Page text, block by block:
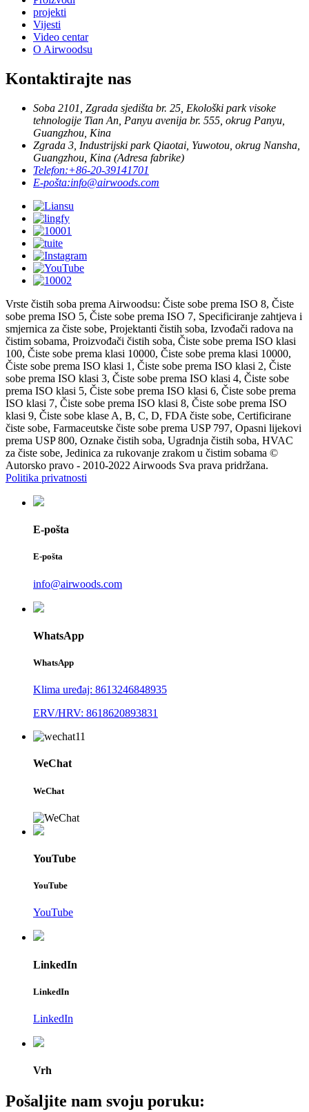
projekti
Vijesti
Video centar
O Airwoodsu
Kontaktirajte nas
Soba 2101, Zgrada sjedišta br. 25, Ekološki park visoke
tehnologije Tian An, Panyu avenija br. 555, okrug Panyu,
Guangzhou, Kina
Zgrada 3, Industrijski park Qiaotai, Yuwotou, okrug Nansha,
Guangzhou, Kina (Adresa fabrike)
Telefon:+86-20-39141701
E-pošta:info@airwoods.com
Vrste čistih soba prema Airwoodsu: Čiste sobe prema ISO 8, Čiste
sobe prema ISO 5, Čiste sobe prema ISO 7, Specificiranje zahtjeva i
smjernica za čiste sobe, Projektanti čistih soba, Izvođači radova na
čistim sobama, Proizvođači čistih soba, Čiste sobe prema ISO klasi
100, Čiste sobe prema klasi 10000, Čiste sobe prema klasi 10000,
Čiste sobe prema ISO klasi 1, Čiste sobe prema ISO klasi 2, Čiste
sobe prema ISO klasi 3, Čiste sobe prema ISO klasi 4, Čiste sobe
prema ISO klasi 5, Čiste sobe prema ISO klasi 6, Čiste sobe prema
ISO klasi 7, Čiste sobe prema ISO klasi 8, Čiste sobe prema ISO
klasi 9, Čiste sobe klase A, B, C, D, FDA čiste sobe, Certificirane
čiste sobe, Farmaceutske čiste sobe prema USP 797, Opasni lijekovi
prema USP 800, Oznake čistih soba, Ugradnja čistih soba, HVAC
za čiste sobe, Jedinica za rukovanje zrakom u čistim sobama ©
Autorsko pravo - 2010-2022 Airwoods Sva prava pridržana.
Politika privatnosti
E-pošta
E-pošta
info@airwoods.com
WhatsApp
WhatsApp
Klima uređaj: 8613246848935
ERV/HRV: 8618620893831
WeChat
WeChat
YouTube
YouTube
YouTube
LinkedIn
LinkedIn
LinkedIn
Vrh
Pošaljite nam svoju poruku: